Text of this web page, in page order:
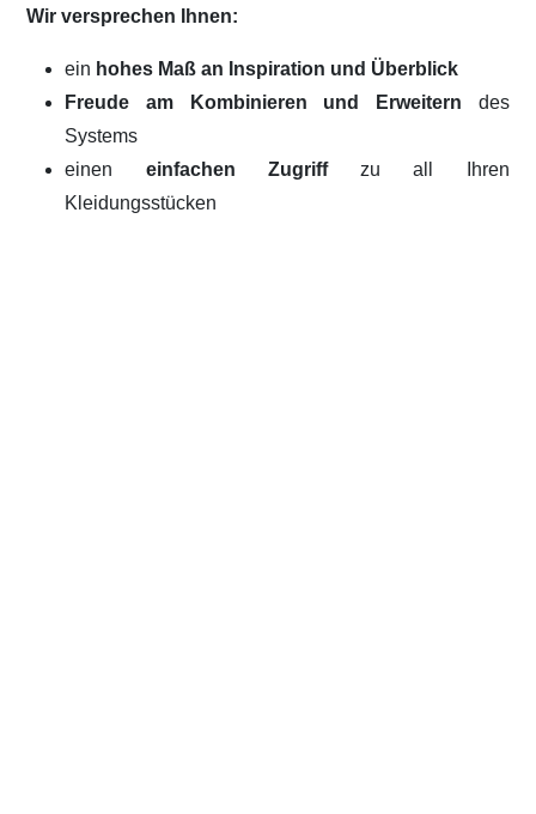
Wir versprechen Ihnen:
ein hohes Maß an Inspiration und Überblick
Freude am Kombinieren und Erweitern des
Systems
einen einfachen Zugriffzu all Ihren
Kleidungsstücken